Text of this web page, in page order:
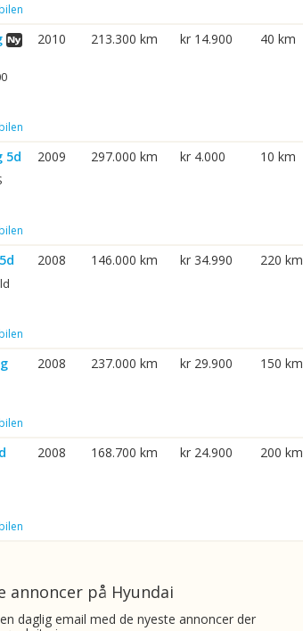
2010 213.300 km kr 14.900 40 km
5d 2009 297.000 km kr 4.000 10 km
2008 146.000 km kr 34.990 220 km
2008 237.000 km kr 29.900 150 km
2008 168.700 km kr 24.900 200 km
annoncer på Hyundai
daglig email med de nyeste annoncer der